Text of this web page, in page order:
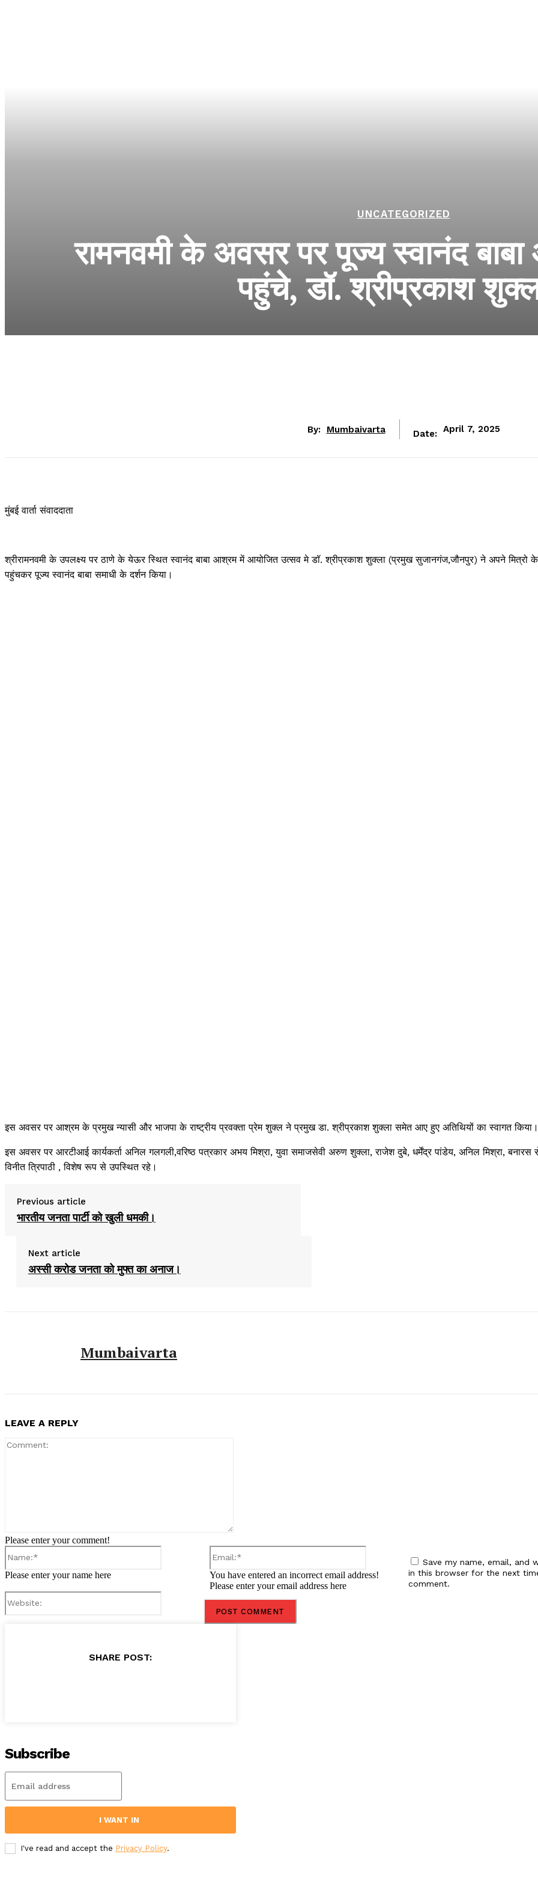
UNCATEGORIZED
रामनवमी के अवसर पर पूज्य स्वानंद
पहुंचे, डॉ. श्रीप्रकाश
By: Mumbaivarta Date: April 7, 2025
मुंबई वार्ता संवाददाता
श्रीरामनवमी के उपलक्ष्य पर ठाणे के येऊर स्थित स्वानंद बाबा आश्रम में आयोजित उत्सव मे डॉ. श्रीप्रकाश शुक्ला (प्रमुख सुजानगंज,जौनपुर) ने अपने मित्रो
पहुंचकर पूज्य स्वानंद बाबा समाधी के दर्शन किया।
इस अवसर पर आश्रम के प्रमुख न्यासी और भाजपा के राष्ट्रीय प्रवक्ता प्रेम शुक्ल ने प्रमुख डा. श्रीप्रकाश शुक्ला समेत आए हुए अतिथियों का स्वागत किया।
इस अवसर पर आरटीआई कार्यकर्ता अनिल गलगली,वरिष्ठ पत्रकार अभय मिश्रा, युवा समाजसेवी अरुण शुक्ला, राजेश दुबे, धर्मेंद्र पांडेय, अनिल मिश्रा,
विनीत त्रिपाठी , विशेष रूप से उपस्थित रहे।
Previous article
भारतीय जनता पार्टी को खुली धमकी।
Next article
अस्सी करोड जनता को मुफ्त का अनाज।
Mumbaivarta
LEAVE A REPLY
Please enter your comment!
Please enter your name here
Email:*
You have entered an incorrect email address!
Please enter your email address here
Save my name, email, and
in this browser for the next
comment.
SHARE POST:
Subscribe
I WANT IN
I've read and accept the Privacy Policy.